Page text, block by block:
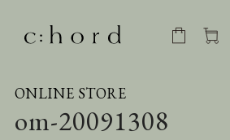
ONLINE STORE
om-20091308